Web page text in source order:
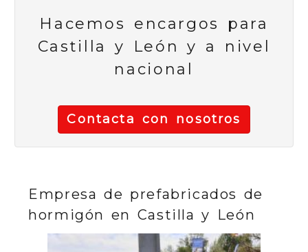
Hacemos encargos para
Castilla y León y a nivel
nacional
Contacta con nosotros
Empresa de prefabricados de
hormigón en Castilla y León